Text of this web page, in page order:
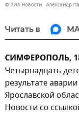
© РИА Новости . Александр
Читать в
СИМФЕРОПОЛЬ,
Четырнадцать
результате
Ярославской
Новости со